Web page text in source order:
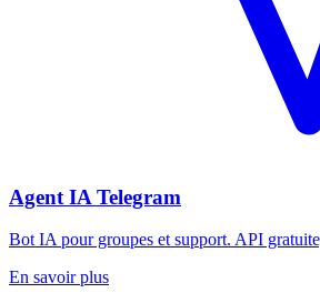
Agent IA Telegram
Bot IA pour groupes et support. API
En savoir plus